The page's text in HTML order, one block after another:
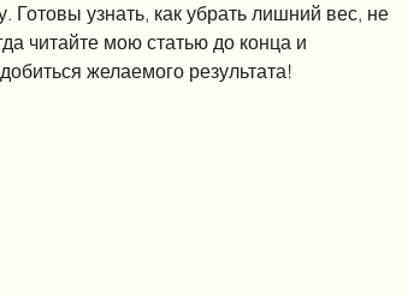
Готовы узнать, как убрать лишний вес, не
читайте мою статью до конца и
желаемого результата!